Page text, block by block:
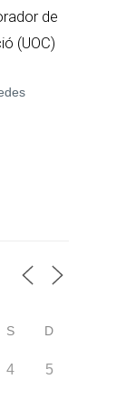
de
(UOC)
S D
4 5